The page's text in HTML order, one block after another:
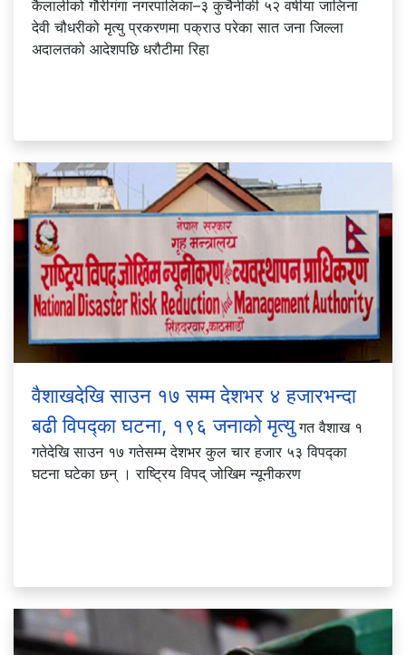
कैलालीको गौरीगंगा नगरपालिका–३ कुचैनीकी ५२ वर्षीया जालिना
देवी चौधरीको मृत्यु प्रकरणमा पक्राउ परेका सात जना जिल्ला
अदालतको आदेशपछि धरौटीमा रिहा
वैशाखदेखि साउन १७ सम्म देशभर ४ हजारभन्दा
बढी विपद्का घटना, १९६ जनाको मृत्युगत वैशाख १
गतेदेखि साउन १७ गतेसम्म देशभर कुल चार हजार ५३ विपद्का
घटना घटेका छन् । राष्ट्रिय विपद् जोखिम न्यूनीकरण